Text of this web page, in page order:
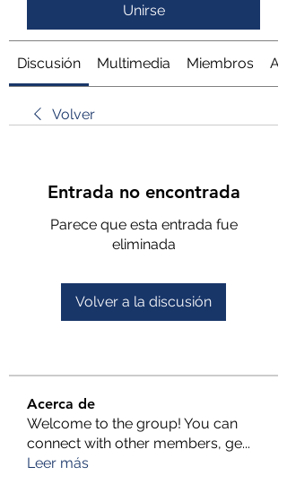
Unirse
Discusión Multimedia Miembros
Volver
Entrada no encontrada
Parece que esta entrada fue
eliminada
Volver a la discusión
Acerca de
Welcome to the group! You can
connect with other members, ge...
Leer más